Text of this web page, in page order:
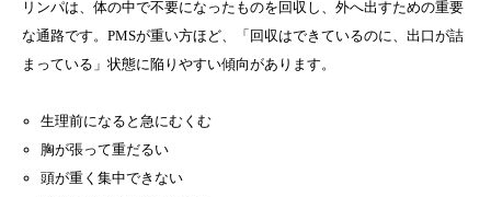
リンパは、体の中で不要になったものを回収し、外へ出すための重要
な通路です。PMSが重い方ほど、「回収はできているのに、出口が詰
まっている」状態に陥りやすい傾向があります。
生理前になると急にむくむ
胸が張って重だるい
頭が重く集中できない